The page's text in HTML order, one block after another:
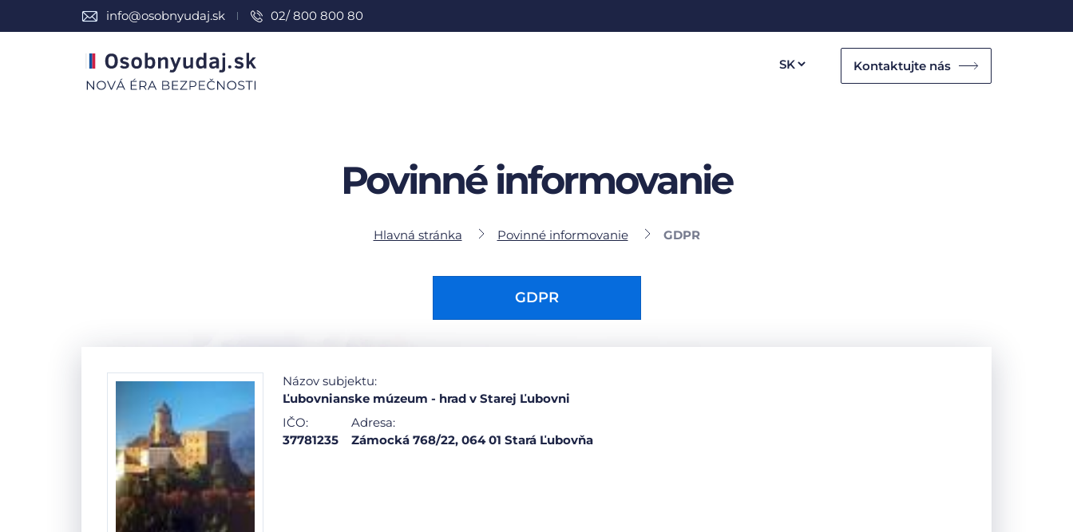
info@osobnyudaj.sk 02/ 800 800 80
Kontaktujte nás
Povinné informovanie
Hlavná stránka Povinné informovanie GDPR
GDPR
Názov subjektu:
Ľubovnianske múzeum - hrad v Starej Ľubovni
IČO:
37781235
Adresa:
Zámocká 768/22, 064 01 Stará Ľubovňa